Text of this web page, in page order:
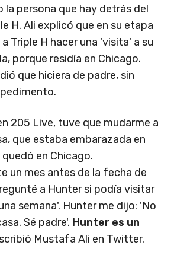
la persona que hay detrás del
H. Ali explicó que en su etapa
Triple H hacer una 'visita' a su
porque residía en Chicago.
que hiciera de padre, sin
205 Live, tuve que mudarme a
que estaba embarazada en
en Chicago.
un mes antes de la fecha de
a Hunter si podía visitar
semana'. Hunter me dijo: 'No
Sé padre'. Hunter es un
Mustafa Ali en Twitter.